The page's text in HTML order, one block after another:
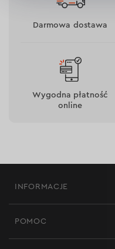
Darmowa dostawa
Wygodna płatność
online
INFORMACJE
POMOC